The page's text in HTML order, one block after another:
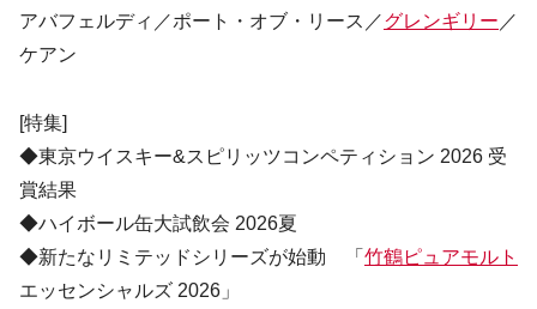
アバフェルディ／ポート・オブ・リース／グレンギリー ／
ケアン
[特集]
◆東京ウイスキー&スピリッツコンペティション 2026 受
賞結果
◆ハイボール缶大試飲会 2026夏
◆新たなリミテッドシリーズが始動 「 竹鶴ピュアモルト
エッセンシャルズ 2026」